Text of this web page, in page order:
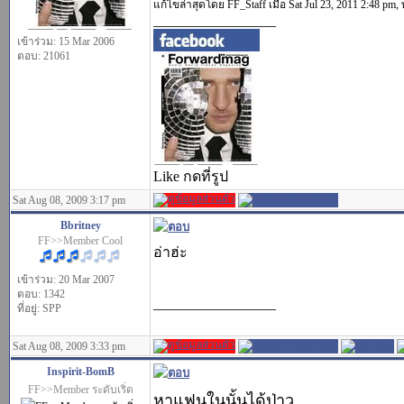
เข้าร่วม: 15 Mar 2006
ตอบ: 21061
แก้ไขล่าสุดโดย FF_Staff เมื่อ Sat Jul 23, 2011 2:48
Like กดที่รูป
Sat Aug 08, 2009 3:17 pm
Bbritney
FF>>Member Cool
เข้าร่วม: 20 Mar 2007
ตอบ: 1342
ที่อยู่: SPP
อ่าฮ่ะ
Sat Aug 08, 2009 3:33 pm
Inspirit-BomB
FF>>Member ระดับเริ่ด
หาแฟนในนั้นได้ป่าว